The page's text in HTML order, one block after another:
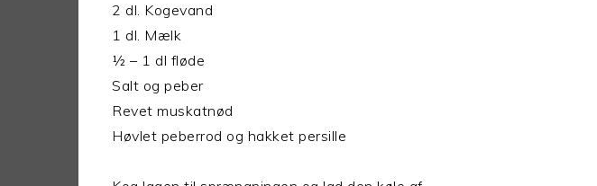
2 dl. Kogevand
1 dl. Mælk
½ – 1 dl fløde
Salt og peber
Revet muskatnød
Høvlet peberrod og hakket persille